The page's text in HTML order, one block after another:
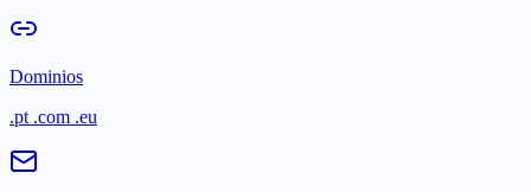
Dominios
.pt .com .eu